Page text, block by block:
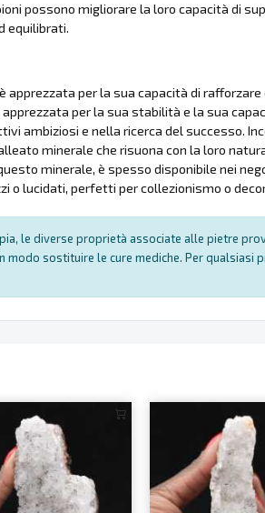
possono migliorare la loro capacità di
equilibrati.
è apprezzata per la sua capacità di
per la sua stabilità e la sua
ambiziosi e nella ricerca del successo.
minerale che risuona con la loro
minerale, è spesso disponibile nei
o lucidati, perfetti per collezionismo o
le diverse proprietà associate alle pietre
sostituire le cure mediche. Per qualsiasi